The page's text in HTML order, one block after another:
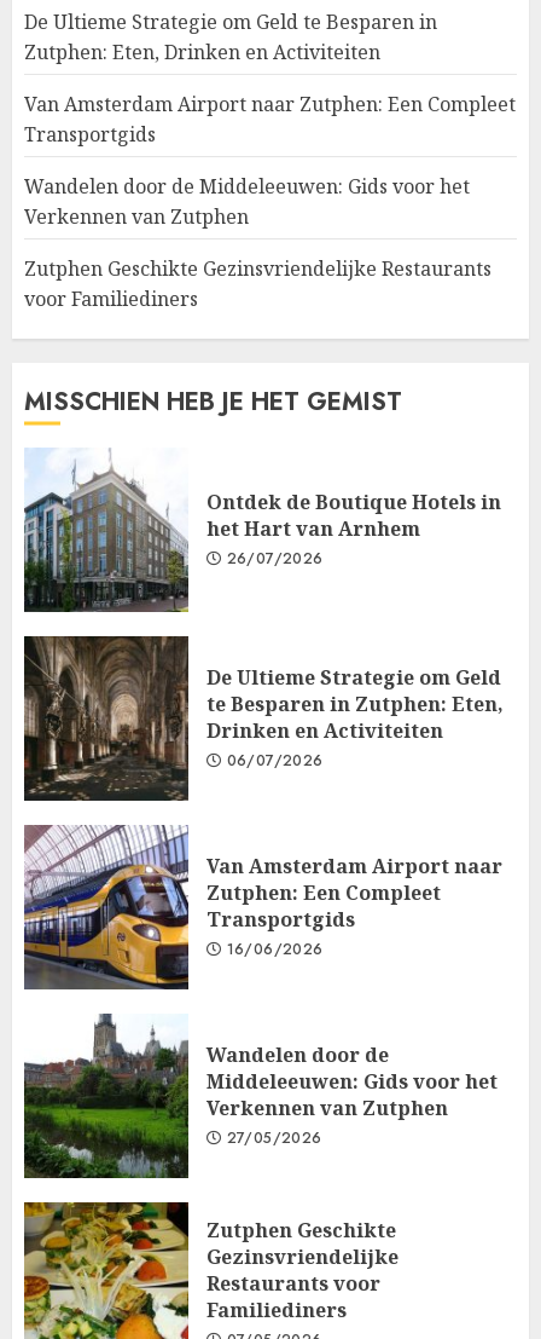
De Ultieme Strategie om Geld te Besparen in
Zutphen: Eten, Drinken en Activiteiten
Van Amsterdam Airport naar Zutphen: Een Compleet
Transportgids
Wandelen door de Middeleeuwen: Gids voor het
Verkennen van Zutphen
Zutphen Geschikte Gezinsvriendelijke Restaurants
voor Familiediners
MISSCHIEN HEB JE HET GEMIST
Ontdek de Boutique Hotels in
het Hart van Arnhem
26/07/2026
De Ultieme Strategie om Geld
te Besparen in Zutphen: Eten,
Drinken en Activiteiten
06/07/2026
Van Amsterdam Airport naar
Zutphen: Een Compleet
Transportgids
16/06/2026
Wandelen door de
Middeleeuwen: Gids voor het
Verkennen van Zutphen
27/05/2026
Zutphen Geschikte
Gezinsvriendelijke
Restaurants voor
Familiediners